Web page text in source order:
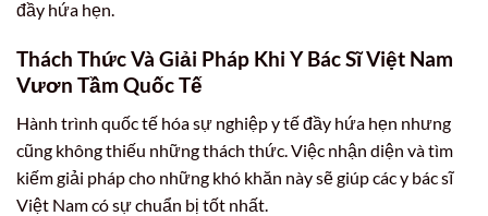
đầy hứa hẹn.
Thách Thức Và Giải Pháp Khi Y Bác Sĩ Việt Nam
Vươn Tầm Quốc Tế
Hành trình quốc tế hóa sự nghiệp y tế đầy hứa hẹn nhưng
cũng không thiếu những thách thức. Việc nhận diện và tìm
kiếm giải pháp cho những khó khăn này sẽ giúp các y bác sĩ
Việt Nam có sự chuẩn bị tốt nhất.